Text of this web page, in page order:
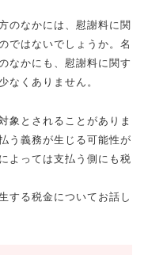
のなかには、慰謝料に関
ではないでしょうか。名
なかにも、慰謝料に関す
なくありません。
象とされることがありま
う義務が生じる可能性が
よっては支払う側にも税
する税金についてお話し